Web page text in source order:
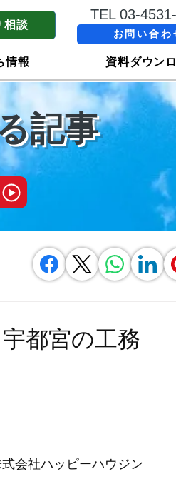
相談
TEL 03-
お問い合わ
情報 資料ダウン
記事
都宮の工務
会社ハッピーハウジン